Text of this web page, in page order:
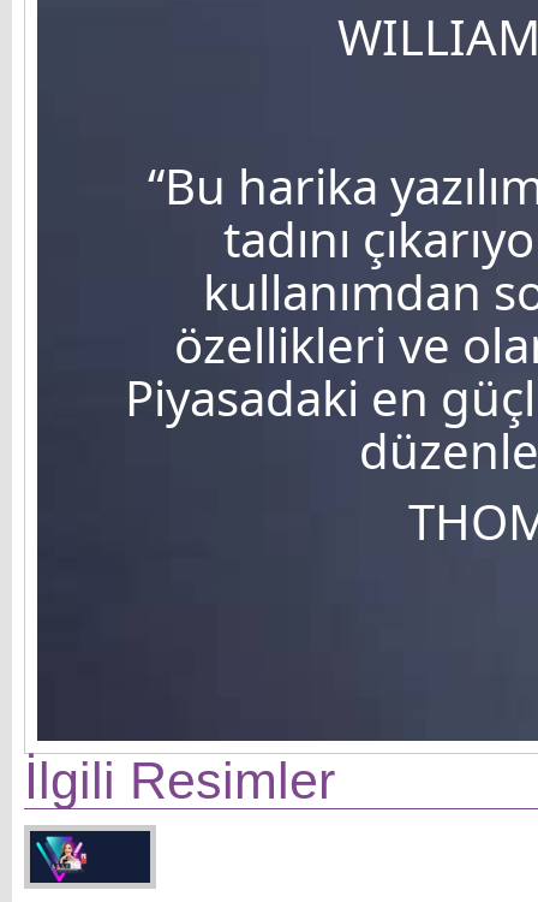
“Bu harika
tadını
kullanımdan
özellikleri ve
Piyasadaki en
İlgili Resimler